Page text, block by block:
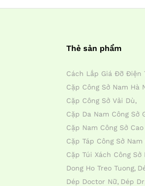
Thẻ sản phẩm
Cách Lắp Giá Đỡ Điện
Cặp Công Sở Nam Hà
Cặp Công Sở Vải Dù
Cặp Da Nam Công Sở
Cặp Nam Công Sở
Cặp Táp Công Sở Nam
Cặp Túi Xách Công Sở
Dong Ho Treo Tuong
Dép Doctor Nữ Dép Dr